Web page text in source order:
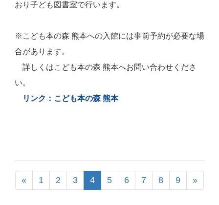
おり子ども図書室で行います。
※こども本の森 熊本への入館には事前予約が必要な場
合があります。
詳しくはこども本の森 熊本へお問い合わせくださ
い。
リンク：こども本の森 熊本
« 1 2 3 4 5 6 7 8 9 »